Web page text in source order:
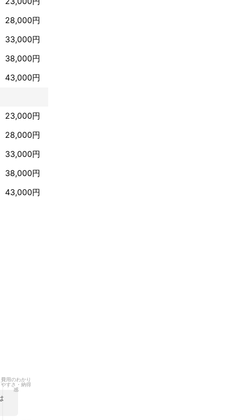
28,000円
33,000円
38,000円
43,000円
23,000円
28,000円
33,000円
38,000円
43,000円
費用のわかり
やすさ・納得
感